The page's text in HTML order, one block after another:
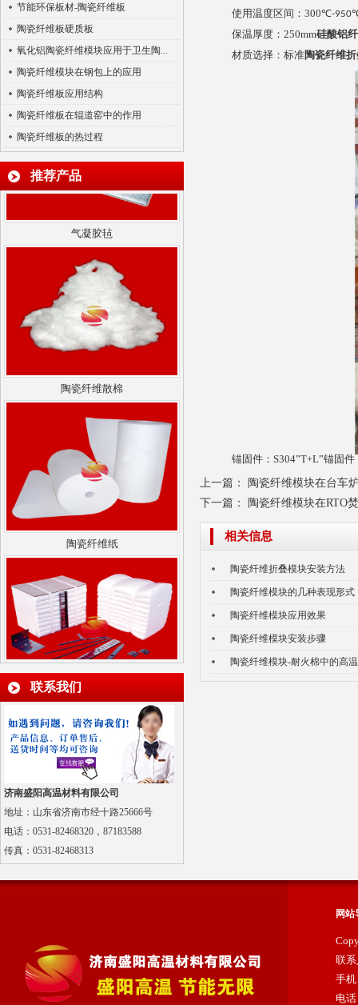
节能环保板材-陶瓷纤维板
陶瓷纤维板硬质板
氧化铝陶瓷纤维模块应用于卫生陶...
陶瓷纤维模块在钢包上的应用
陶瓷纤维板应用结构
陶瓷纤维板在辊道窑中的作用
陶瓷纤维板的热过程
推荐产品
多晶莫来石纤维贴面块
陶瓷纤维模块
硅酸铝陶瓷纤维针刺毯
纳米隔热板
联系我们
济南盛阳高温材料有限公司
地址：山东省济南市经十路25666号
电话：0531-82468320，87183588
传真： 0531-82468313
使用温度区间： 300℃-950
保温厚度： 250mm硅酸铝
材质选择：标准陶瓷纤维
锚固件： S304”T+L”锚固件
上一篇：
陶瓷纤维模块在台车
下一篇：
陶瓷纤维模块在RTO
相关信息
陶瓷纤维折叠模块安装方法
陶瓷纤维模块的几种表现形式
陶瓷纤维模块应用效果
陶瓷纤维模块安装步骤
陶瓷纤维模块-耐火棉中的高
网站
联
手机
电